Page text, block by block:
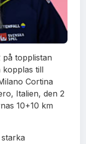
på topplistan
kopplas till
Cortina
Italien, den 2
10+10 km